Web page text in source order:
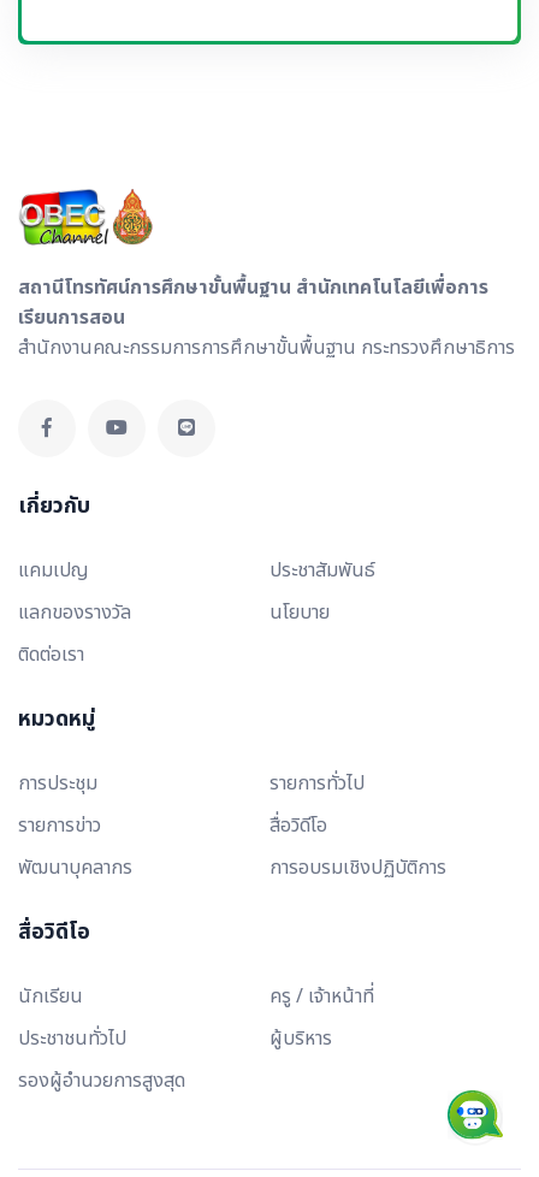
สถานีโทรทัศน์การศึกษาขั้นพื้นฐาน สำนักเทคโนโลยีเพื่อการ
เรียนการสอน
สำนักงานคณะกรรมการการศึกษาขั้นพื้นฐาน กระทรวงศึกษาธิการ
เกี่ยวกับ
แคมเปญ
ประชาสัมพันธ์
แลกของรางวัล
นโยบาย
ติดต่อเรา
หมวดหมู่
การประชุม
รายการทั่วไป
รายการข่าว
สื่อวิดีโอ
พัฒนาบุคลากร
การอบรมเชิงปฏิบัติการ
สื่อวิดีโอ
นักเรียน
ครู / เจ้าหน้าที่
ประชาชนทั่วไป
ผู้บริหาร
รองผู้อำนวยการสูงสุด